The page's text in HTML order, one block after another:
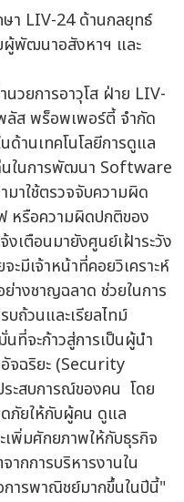
วยการอาวุโส ฝ่าย LIV-
ส พร็อพเพอร์ตี้ จำกัด
ด้านเทคโนโลยีการดูแล
นในการพัฒนา Software
าใช้ตรวจจับความผิด
หรือความผิดปกติของ
งเตือนมายังศูนย์เฝ้าระวัง
มีเจ้าหน้าที่คอยวิเคราะห์
างชาญฉลาด ช่วยในการ
ถ้วนและเรียลไทม์
ที่จะก้าวสู่การเป็นผู้นำ
จฉริยะ (Security
ะสบการณ์ของคน โดย
ภัยให้กับผู้คน ดูแล
พิ่มศักยภาพให้กับธุรกิจ
กการบริหารงานใน
การพาณิชย์มากขึ้นในปีนี้"